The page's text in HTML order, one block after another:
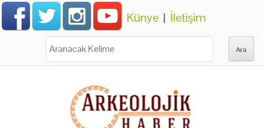
Künye | İletişim